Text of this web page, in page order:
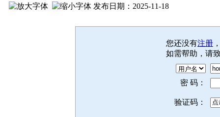
发布日期：2025-11-18
您还没有注册
如需帮助，请
密 码：
验证码：